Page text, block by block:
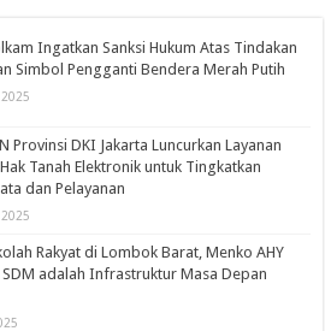
Ingatkan Sanksi Hukum Atas Tindakan
Simbol Pengganti Bendera Merah Putih
Provinsi DKI Jakarta Luncurkan Layanan
Tanah Elektronik untuk Tingkatkan
dan Pelayanan
Rakyat di Lombok Barat, Menko AHY
SDM adalah Infrastruktur Masa Depan